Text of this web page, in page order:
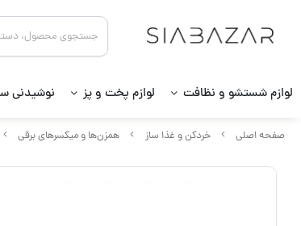
لوازم شستشو و نظافت لوازم پخت و پز نوشیدنی
صفحه اصلی خردکن و غذا ساز همزن‌ها و میکسرهای برقی